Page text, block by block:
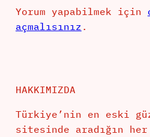
Yorum yapabilmek için
açmalısınız .
HAKKIMIZDA
Türkiye’nin en eski
sitesinde aradığın